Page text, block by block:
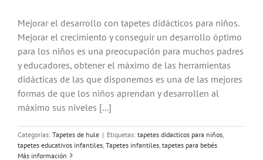
Mejorar el desarrollo con tapetes didácticos para niños.
Mejorar el crecimiento y conseguir un desarrollo óptimo
para los niños es una preocupación para muchos padres
y educadores, obtener el máximo de las herramientas
didácticas de las que disponemos es una de las mejores
formas de que los niños aprendan y desarrollen al
máximo sus niveles [...]
Categorías: Tapetes de hule | Etiquetas: tapetes didacticos para niños
tapetes educativos infantiles Tapetes infantiles tapetes para bebés
Más información